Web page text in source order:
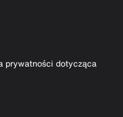
prywatności dotycząca